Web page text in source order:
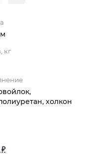
кг
холкон